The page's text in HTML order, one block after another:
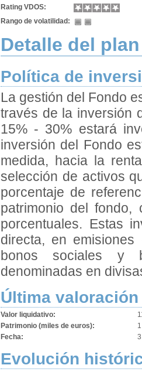
Rating VDOS:
Rango de volatilidad:
Detalle del plan
Política de
La gestión del Fondo
través de la inversión
15% - 30% estará
inversión del Fondo
medida, hacia la
selección de activos
porcentaje de
patrimonio del fondo,
porcentuales. Estas
directa, en
bonos sociales y
denominadas en
Última valoración
Valor liquidativo:
Patrimonio (miles de euros):
Fecha:
Evolución